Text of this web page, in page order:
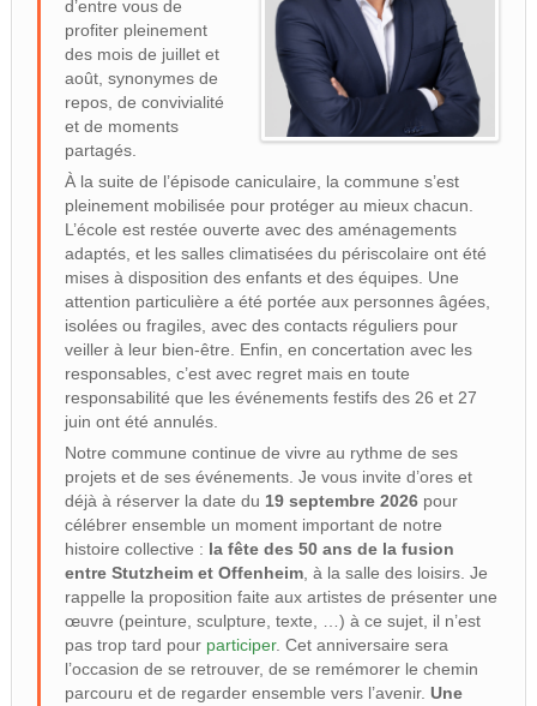
d’entre vous de
profiter pleinement
des mois de juillet et
août, synonymes de
repos, de convivialité
et de moments
partagés.
À la suite de l’épisode caniculaire, la commune s’est
pleinement mobilisée pour protéger au mieux chacun.
L’école est restée ouverte avec des aménagements
adaptés, et les salles climatisées du périscolaire ont été
mises à disposition des enfants et des équipes. Une
attention particulière a été portée aux personnes âgées,
isolées ou fragiles, avec des contacts réguliers pour
veiller à leur bien-être. Enfin, en concertation avec les
responsables, c’est avec regret mais en toute
responsabilité que les événements festifs des 26 et 27
juin ont été annulés.
Notre commune continue de vivre au rythme de ses
projets et de ses événements. Je vous invite d’ores et
déjà à réserver la date du 19 septembre 2026pour
célébrer ensemble un moment important de notre
histoire collective : la fête des 50 ans de la fusion
entre Stutzheim et Offenheim, à la salle des loisirs. Je
rappelle la proposition faite aux artistes de présenter une
œuvre (peinture, sculpture, texte, …) à ce sujet, il n’est
pas trop tard pour participer. Cet anniversaire sera
l’occasion de se retrouver, de se remémorer le chemin
parcouru et de regarder ensemble vers l’avenir. Une